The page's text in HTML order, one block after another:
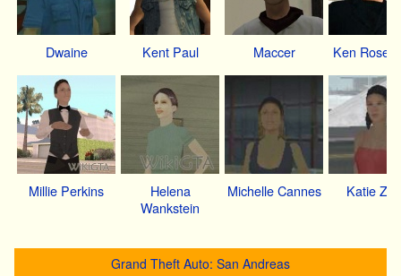
Dwaine Kent Paul Maccer Ken
Millie Perkins
Helena
Wankstein
Michelle Cannes Katie
Grand Theft Auto: San Andreas